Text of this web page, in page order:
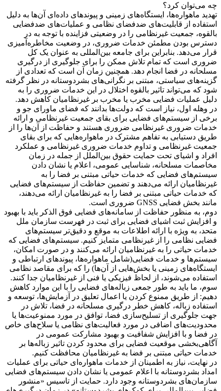
چه می‌توان کرد؟
تهدید ماهواره‌ها، ایستگاه‌های زمینی و پیوندهای داده‌ای آن‌ها به دلیل
استفاده از قابلیت‌های ضدفضای نظامی و عملیات‌های ضدفضایی
بالقوه، جمعیت غیرنظامی را در وضعیتی فزاینده با توجه به در
دسترس بودن مطمئن خدمات ضروری، در وضعیت مخاطره‌آمیزی
قرار می‌دهد. بنابراین برای جامعه بین‌المللی به عنوان یک کل
ضروری است که تمام تلاش ممکن را برای جلوگیری از درگیری
مسلحانه در فضا انجام دهد. همچنین زمان آن است که تعدادی از
گزینه‌های سیاستی، مبتنی بر نگرانی‌های بشردوستانه در نظر گرفته
شود که می‌تواند تاثیر بالقوه اختلال در این خدمات ضروری را به
دلیل عملیات فضایی مخرب یا مخرب بر غیرنظامیان کاهش دهد.
در وهله اول، نیاز است که دولت‌ها بدانند که فضای ماورای جو و
برخی از سیستم‌های فضایی برای بقای جمعیت غیرنظامی و ارائه
خدمات ضروری غیرنظامی ضروری هستند و حفاظت از آن‌ها را از
طریق دستیابی به تفاهم مشترک در ماهواره‌هایی که برای بقای
جمعیت غیرنظامی و تداوم خدمات ضروری غیرنظامی و عملکرد
افراد و اشیای تحت حمایت حقوق بین‌الملل از جمله در زمان
مخاصمات مسلحانه، شناسایی عمومی، اعلام یا نشان دادن
سیستم‌های فضایی که خدمات حیاتی مبتنی بر فضا را به
غیرنظامیان ارائه می‌دهند و تضمین حفاظت از سیستم‌های فضایی
که خدمات حیاتی مبتنی بر فضا را به غیرنظامیان ارائه می‌دهند،
مانند بخش فضایی GNSS ضروری است.
دوم، به منظور حفاظت از سامانه‌های فضایی فوق الذکر باید با بهبود
و افزایش ثبت اشیای فضایی برای ثبت در فهرست سازمان ملل
متحد، به ویژه با ارائه اطلاعات به موقع و دقیق‌تر سیستم‌های
فضایی نظامی را از غیرنظامی متمایز کنیم. سیستم‌های فضایی که
خدمات حیاتی را به غیرنظامیان ارائه می‌کنند و در صورت امکان،
سیستم‌ها و خدمات فضایی(شامل ماهواره‌ها، پیوندهای ارتباطی و
ایستگاه‌های زمینی یا بخش‌هایی از آن‌ها) را که برای مقاصد نظامی
استفاده می‌شوند، از لحاظ فیزیکی یا فنی از غیرنظامیان جدا کنند.
سوم، ما باید به طور جمعی زباله‌های فضایی را با این موارد کاهش
دهیم: از طریق ممنوع کردن یا اعمال تعلیق در آزمایش‌ها، توسعه و
استفاده زباله، کاهش خطر درگیری مسلحانه در فضا، تلاش در
جهت جلوگیری از تسلیح‌سازی فضا، توافق در مورد ممنوعیت‌ها یا
محدودیت‌های اضافی در مورد فعالیت‌های نظامی یا سلاح‌های خاص
در فضا و با افزایش شفافیت و بهبود مشارکت عمومی در
آگاهی‌بخشی موقعیت فضایی برای محدود کردن تاثیر زباله‌ها بر
خدمات حیاتی مبتنی بر فضا به غیرنظامیان محافظت کنیم.
در نهایت، نیاز به اطمینان از خدمات ماهواره‌ای حیاتی برای عملیات
امداد بشردوستانه با اعلام عمومی یا نشان دادن سیستم‌های فضایی
سازمان‌های بشردوستانه وجود دارد. حمایت از تاسیس «منشور